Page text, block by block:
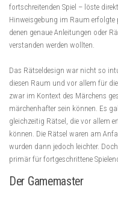
fortschreitenden Spiel – löste
Hinweisgebung im Raum
denen genaue Anleitungen oder
verstanden werden wollten.
Das Rätseldesign war nicht so
diesen Raum und vor allem für
zwar im Kontext des Märchens
märchenhafter sein können. Es
gleichzeitig Rätsel, die vor allem
können. Die Rätsel waren am
wurden dann jedoch leichter.
primär für fortgeschrittene
Der Gamemaster